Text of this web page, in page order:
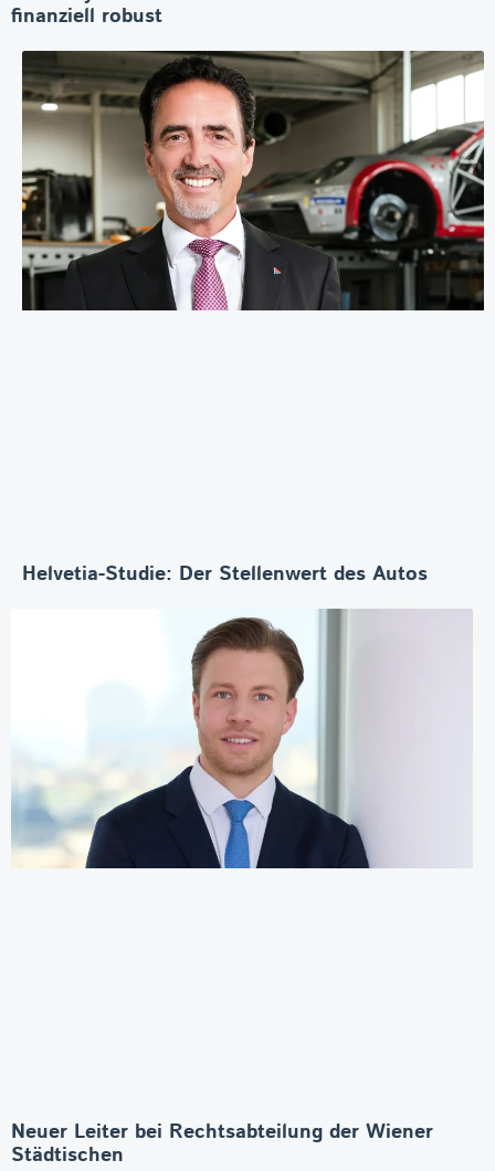
finanziell robust
Helvetia-Studie: Der Stellenwert des Autos
Neuer Leiter bei Rechtsabteilung der Wiener
Städtischen